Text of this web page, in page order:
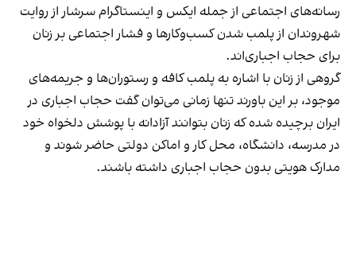
رسانه‎‌های اجتماعی از جمله ایکس و اینستاگرام سرشار از روایت
شهروندان از پلمب شدن کسب‌وکارها و فشار اجتماعی بر زنان
برای حجاب اجباری‌اند.
گروهی از زنان با اشاره به پلمب کافه و رستوران‌ها و جریمه‌های
موجود، بر این باورند تنها زمانی می‌توان گفت حجاب اجباری در
ایران برچیده شده که زنان بتوانند آزادانه با پوشش دلخواه خود
در مدرسه، دانشگاه، محل کار و اماکن دولتی حاضر شوند و
مدارک هویتی بدون حجاب اجباری داشته باشند.